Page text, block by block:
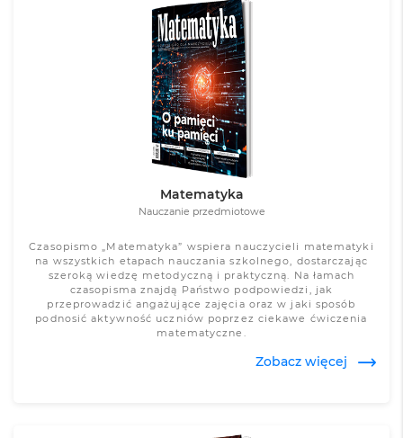
Matematyka
Nauczanie przedmiotowe
Czasopismo „Matematyka” wspiera nauczycieli matematyki
na wszystkich etapach nauczania szkolnego, dostarczając
szeroką wiedzę metodyczną i praktyczną. Na łamach
czasopisma znajdą Państwo podpowiedzi, jak
przeprowadzić angażujące zajęcia oraz w jaki sposób
podnosić aktywność uczniów poprzez ciekawe ćwiczenia
matematyczne.
Zobacz więcej